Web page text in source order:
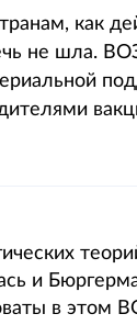
как
не шла.
и
в этом